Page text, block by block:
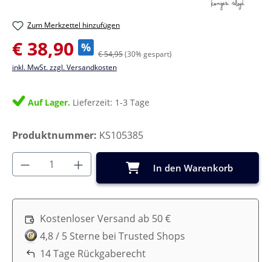
Zum Merkzettel hinzufügen
Verkaufspreis:
€ 38,90 % € 54,95(30% gespart)
inkl. MwSt. zzgl. Versandkosten
Auf Lager. Lieferzeit: 1-3 Tage
Produktnummer: KS105385
Produkt Anzahl: Gib den gewünschten
In den Warenkorb
Kostenloser Versand ab 50 €
4,8 / 5 Sterne bei Trusted Shops
14 Tage Rückgaberecht